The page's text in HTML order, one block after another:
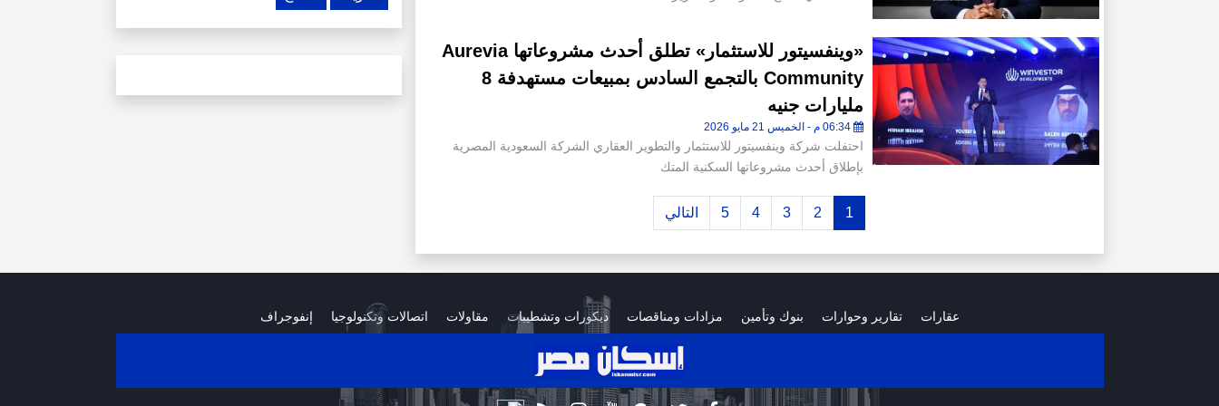
«وينفسيتور للاستثمار» تطلق أحدث مشروعاتها Aurevia
Community بالتجمع السادس بمبيعات مستهدفة 8
مليارات جنيه
06:34 م - الخميس 21 مايو 2026
احتفلت شركة وينفسيتور للاستثمار والتطوير العقاري الشركة السعودية المصرية
بإطلاق أحدث مشروعاتها السكنية المتك
1
2
3
4
5 التالي
عقارات تقارير وحوارات بنوك وتأمين مزادات ومناقصات ديكورات وتشطيبات مقاولات اتصالات وتكنولوجيا إنفوجراف